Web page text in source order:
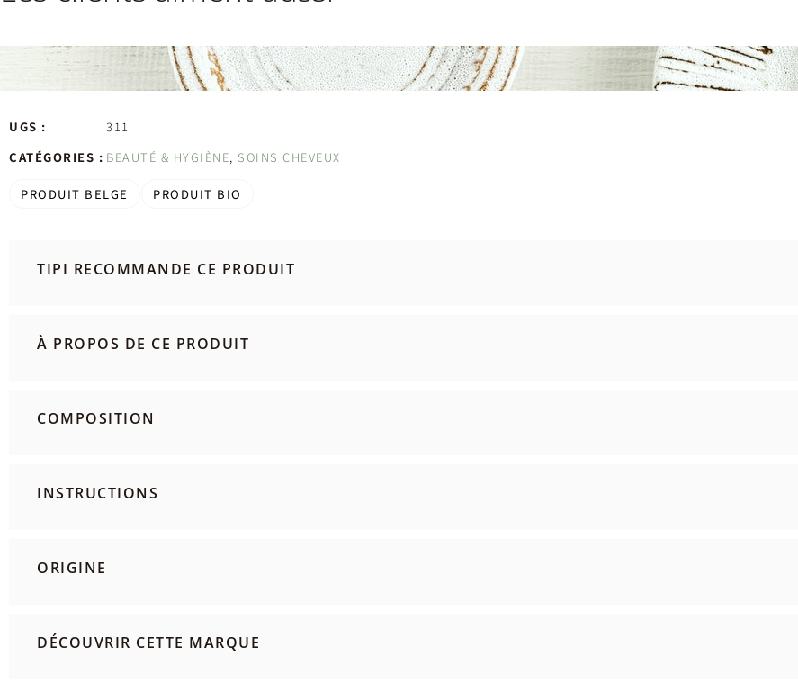
UGS :
311
CATÉGORIES : BEAUTÉ & HYGIÈNE, SOINS CHEVEUX
PRODUIT BELGE PRODUIT BIO
TIPI RECOMMANDE CE PRODUIT
À PROPOS DE CE PRODUIT
COMPOSITION
INSTRUCTIONS
ORIGINE
DÉCOUVRIR CETTE MARQUE